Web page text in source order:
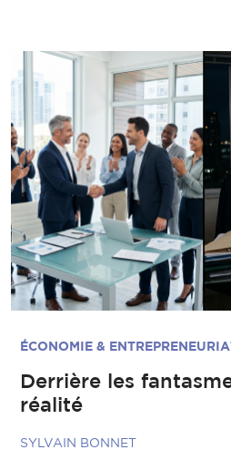
ÉCONOMIE &
Derrière les
réalité
SYLVAIN BONNET